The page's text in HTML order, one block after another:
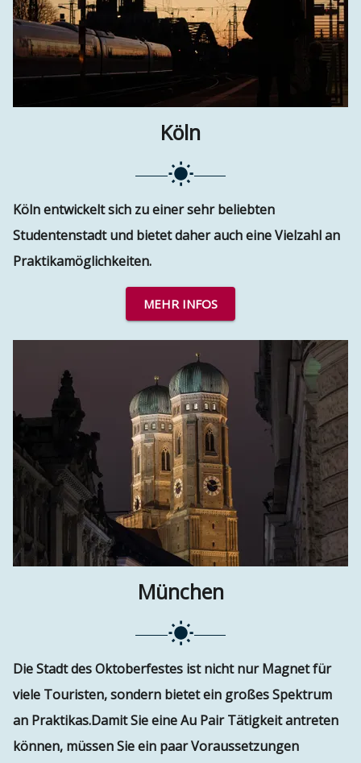
Köln
Köln entwickelt sich zu einer sehr beliebten
Studentenstadt und bietet daher auch eine Vielzahl an
Praktikamöglichkeiten.
MEHR INFOS
München
Die Stadt des Oktoberfestes ist nicht nur Magnet für
viele Touristen, sondern bietet ein großes Spektrum
an Praktikas.Damit Sie eine Au Pair Tätigkeit antreten
können, müssen Sie ein paar Voraussetzungen